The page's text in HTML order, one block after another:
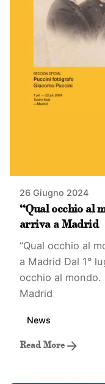
26 Giugno 2024
“Qual occhio al
arriva a Madrid
“Qual occhio al
a Madrid Dal 1°
occhio al mondo.
Madrid
News
Read More